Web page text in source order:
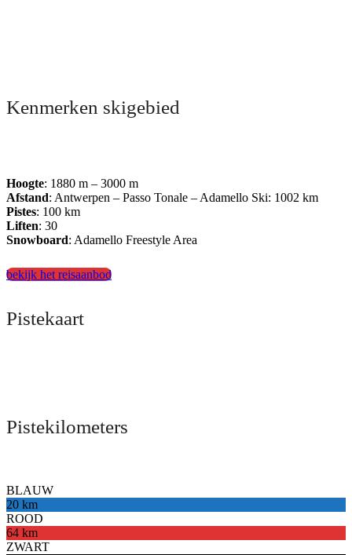
Kenmerken skigebied
Hoogte: 1880 m – 3000 m
Afstand: Antwerpen – Passo Tonale – Adamello Ski: 1002 km
Pistes: 100 km
Liften: 30
Snowboard: Adamello Freestyle Area
bekijk het reisaanbod
Pistekaart
Pistekilometers
BLAUW
20 km
ROOD
64 km
ZWART